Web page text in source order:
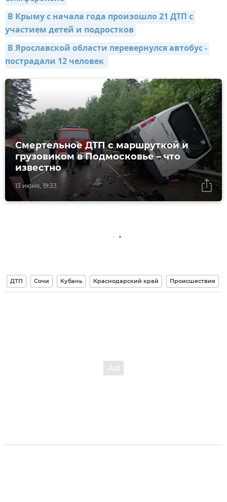
В Крыму с начала года произошло 21 ДТП с
участием детей и подростков
В Ярославской области перевернулся автобус -
пострадали 12 человек
13 июня, 19:33
Смертельное ДТП с маршруткой и
грузовиком в Подмосковье – что
известно
ДТП Сочи Кубань Краснодарский край Происшествия